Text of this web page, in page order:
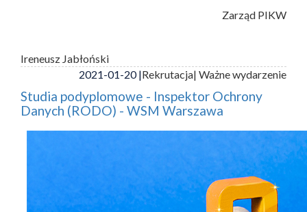
Zarząd PIKW
Ireneusz Jabłoński
2021-01-20 |Rekrutacja| Ważne wydarzenie
Studia podyplomowe - Inspektor Ochrony
Danych (RODO) - WSM Warszawa